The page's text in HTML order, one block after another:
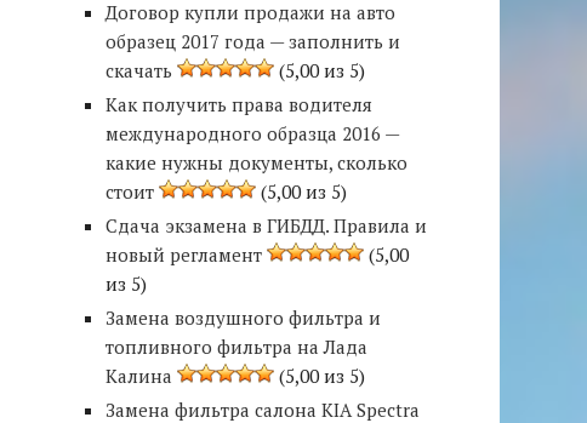
Договор купли продажи на авто
образец 2017 года — заполнить и
скачать
(5,00 из 5)
Как получить права водителя
международного образца 2016 —
какие нужны документы, сколько
стоит
(5,00 из 5)
Сдача экзамена в ГИБДД. Правила и
новый регламент
(5,00
из 5)
Замена воздушного фильтра и
топливного фильтра на Лада
Калина
(5,00 из 5)
Замена фильтра салона KIA Spectra